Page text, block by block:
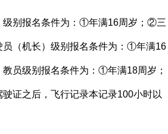
级别报名条件为：①年满16周岁；②三
（机长）级别报名条件为：①年满16
员级别报名条件为：①年满18周岁；
证之后，飞行记录本记录100小时以